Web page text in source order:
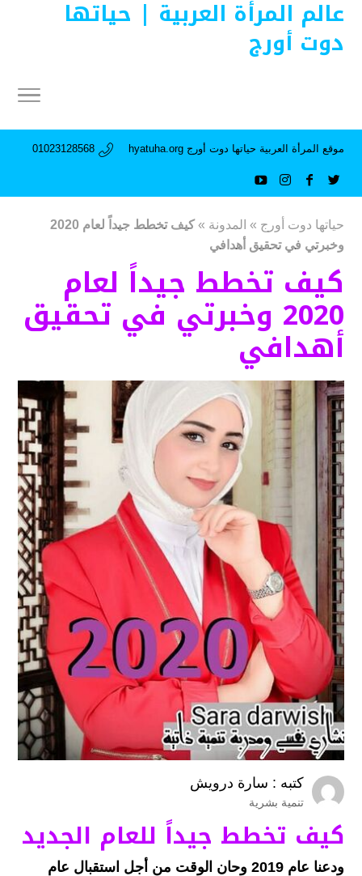
عالم المرأة العربية | حياتها
دوت أورج
موقع المرأة العربية حياتها دوت أورج hyatuha.org 01023128568
حياتها دوت أورج » المدونة »
كيف تخطط جيداً لعام 2020
وخبرتي في تحقيق أهدافي
كيف تخطط جيداً لعام
2020 وخبرتي في تحقيق
أهدافي
كتبه : سارة درويش
تنمية بشرية
كيف تخطط جيداً للعام الجديد
ودعنا عام 2019 وحان الوقت من أجل استقبال عام